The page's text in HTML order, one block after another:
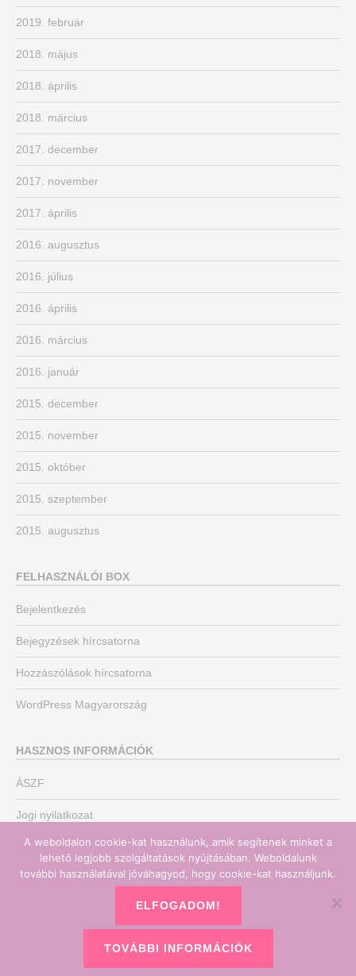
2019. február
2018. május
2018. április
2018. március
2017. december
2017. november
2017. április
2016. augusztus
2016. július
2016. április
2016. március
2016. január
2015. december
2015. november
2015. október
2015. szeptember
2015. augusztus
FELHASZNÁLÓI BOX
Bejelentkezés
Bejegyzések hírcsatorna
Hozzászólások hírcsatorna
WordPress Magyarország
HASZNOS INFORMÁCIÓK
ÁSZF
Jogi nyilatkozat
Adatvédelmi nyilatkozat
Könyvelő irodánk
A weboldalon cookie-kat használunk, amik segítenek minket a
lehető legjobb szolgáltatások nyújtásában. Weboldalunk
további használatával jóváhagyod, hogy cookie-kat használjunk.
ELFOGADOM!
TOVÁBBI INFORMÁCIÓK